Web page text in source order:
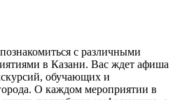
с различными
в Казани. Вас ждет афиша
обучающих и
О каждом мероприятии в